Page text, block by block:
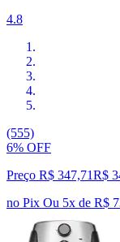
4.8
(555)
6% OFF
Preço R$ 347,71R$
no Pix Ou 5x de R$